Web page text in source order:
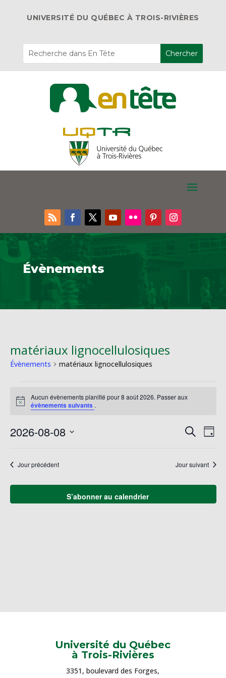
UNIVERSITÉ DU QUÉBEC À TROIS-RIVIÈRES
Évènements
matériaux lignocellulosiques
Évènements matériaux lignocellulosiques
for
août
2026
Notice
Aucun évènements planifié pour 8 août 2026. Passer aux
évènements suivants .
de
vues
Recherche
de
Jour
2026-08-08
date.Jour précédent Jour suivant
S’abonner au calendrier
Université du Québec
à Trois-Rivières
3351, boulevard des Forges,